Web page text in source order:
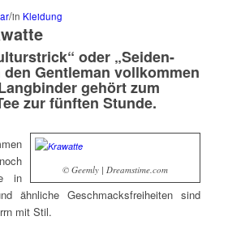
/in Kleidung
oder „Seiden-
Gentleman vollkommen
gehört zum
zur fünften Stunde.
© Geemly | Dreamstime.com
in
ähnliche Geschmacksfreiheiten sind
mit Stil.